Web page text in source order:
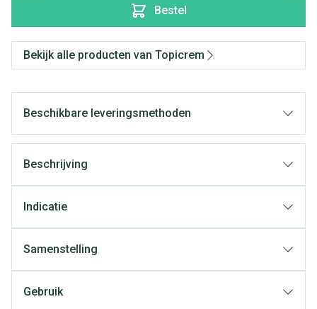
Bestel
Bekijk alle producten van Topicrem
Beschikbare leveringsmethoden
Beschrijving
Indicatie
Samenstelling
Gebruik